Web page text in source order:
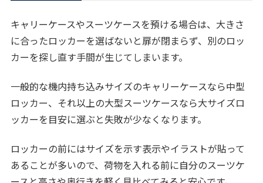
キャリーケースやスーツケースを預ける場合は、大きさ
に合ったロッカーを選ばないと扉が閉まらず、別のロッ
カーを探し直す手間が生じてしまいます。
一般的な機内持ち込みサイズのキャリーケースなら中型
ロッカー、それ以上の大型スーツケースなら大サイズロ
ッカーを目安に選ぶと失敗が少なくなります。
ロッカーの前にはサイズを示す表示やイラストが貼って
あることが多いので、荷物を入れる前に自分のスーツケ